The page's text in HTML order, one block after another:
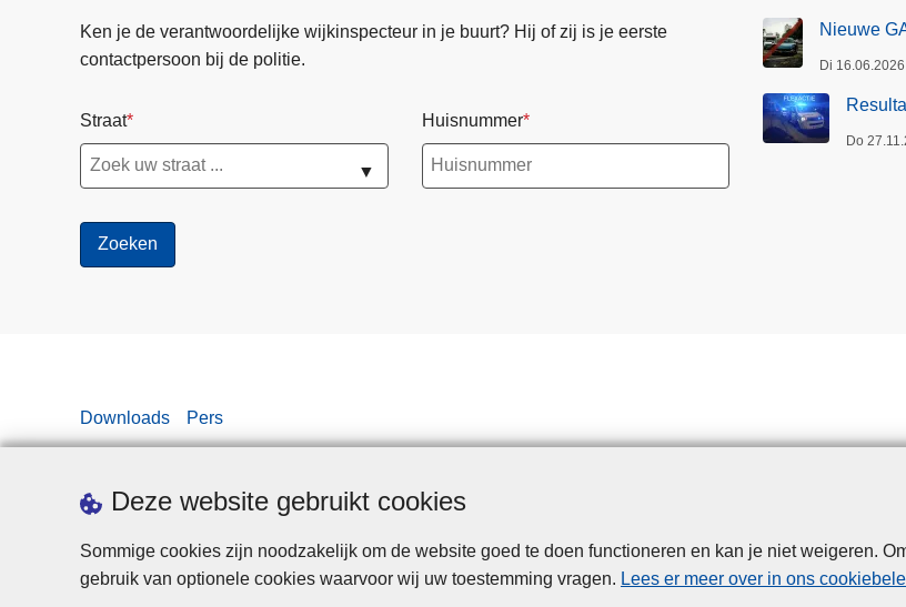
Deze website gebruikt cookies
Sommige cookies zijn noodzakelijk om de website goed te doen functioneren en kan je niet weigeren.
gebruik van optionele cookies waarvoor wij uw toestemming vragen. Lees er meer over in ons
Ken je de verantwoordelijke wijkinspecteur in je buurt? Hij of zij is je eerste
contactpersoon bij de politie.
Straat
▼
Huisnummer
Nieuwe
Di
Do
Downloads Pers
Disclaimer Privacy Cookies